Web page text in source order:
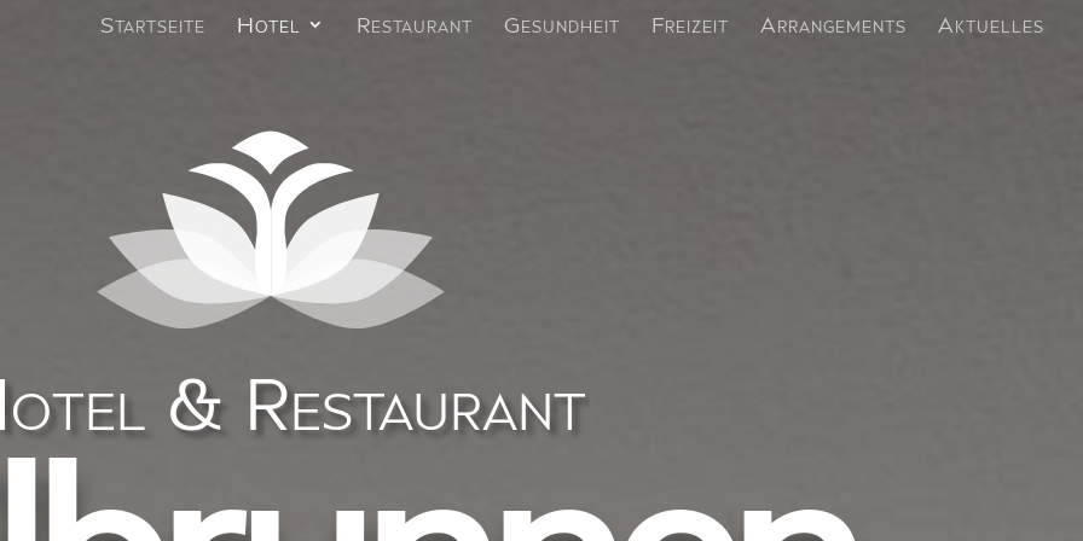
Startseite Hotel Restaurant Gesundheit Freizeit Arrangements Aktuelles
& Restaurant